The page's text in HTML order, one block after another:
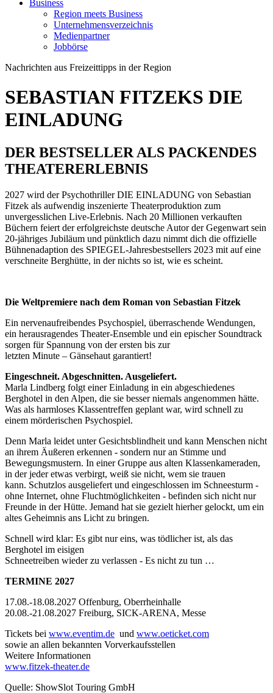
Business
Region meets Business
Unternehmensverzeichnis
Medienpartner
Jobbörse
Nachrichten aus Freizeittipps in der Region
SEBASTIAN FITZEKS DIE
EINLADUNG
DER BESTSELLER ALS PACKENDES
THEATERERLEBNIS
2027 wird der Psychothriller DIE EINLADUNG von Sebastian
Fitzek als aufwendig inszenierte Theaterproduktion zum
unvergesslichen Live-Erlebnis. Nach 20 Millionen verkauften
Büchern feiert der erfolgreichste deutsche Autor der Gegenwart sein
20-jähriges Jubiläum und pünktlich dazu nimmt dich die offizielle
Bühnenadaption des SPIEGEL-Jahresbestsellers 2023 mit auf eine
verschneite Berghütte, in der nichts so ist, wie es scheint.
Die Weltpremiere nach dem Roman von Sebastian Fitzek
Ein nervenaufreibendes Psychospiel, überraschende Wendungen,
ein herausragendes Theater-Ensemble und ein epischer Soundtrack
sorgen für Spannung von der ersten bis zur
letzten Minute – Gänsehaut garantiert!
Eingeschneit. Abgeschnitten. Ausgeliefert.
Marla Lindberg folgt einer Einladung in ein abgeschiedenes
Berghotel in den Alpen, die sie besser niemals angenommen hätte.
Was als harmloses Klassentreffen geplant war, wird schnell zu
einem mörderischen Psychospiel.
Denn Marla leidet unter Gesichtsblindheit und kann Menschen nicht
an ihrem Äußeren erkennen - sondern nur an Stimme und
Bewegungsmustern. In einer Gruppe aus alten Klassenkameraden,
in der jeder etwas verbirgt, weiß sie nicht, wem sie trauen
kann. Schutzlos ausgeliefert und eingeschlossen im Schneesturm -
ohne Internet, ohne Fluchtmöglichkeiten - befinden sich nicht nur
Freunde in der Hütte. Jemand hat sie gezielt hierher gelockt, um ein
altes Geheimnis ans Licht zu bringen.
Schnell wird klar: Es gibt nur eins, was tödlicher ist, als das
Berghotel im eisigen
Schneetreiben wieder zu verlassen - Es nicht zu tun …
TERMINE 2027
17.08.-18.08.2027 Offenburg, Oberrheinhalle
20.08.-21.08.2027 Freiburg, SICK-ARENA, Messe
Tickets bei www.eventim.de und www.oeticket.com
sowie an allen bekannten Vorverkaufsstellen
Weitere Informationen
www.fitzek-theater.de
Quelle: ShowSlot Touring GmbH